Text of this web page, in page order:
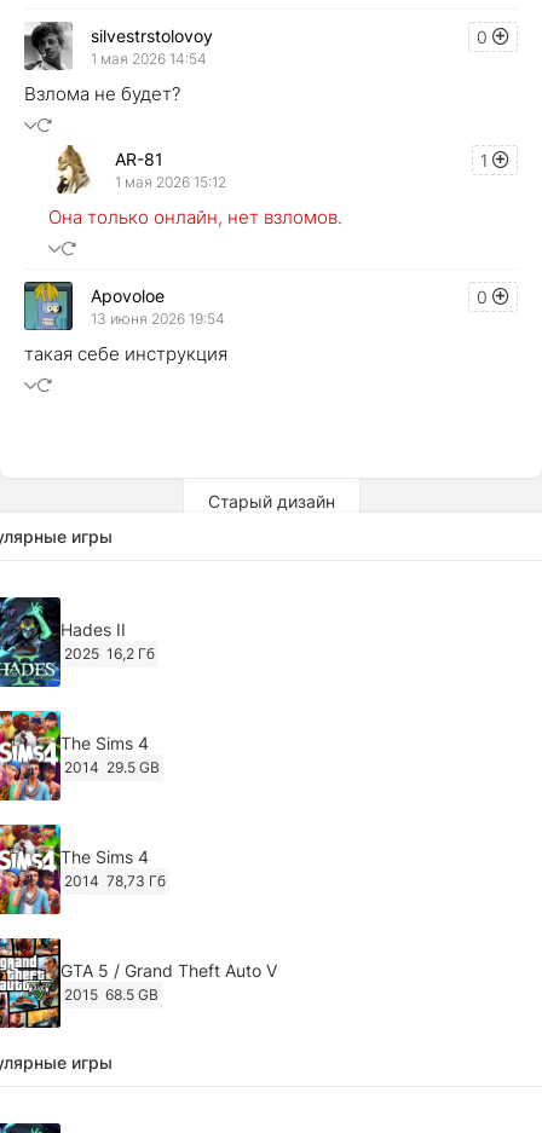
0
silvestrstolovoy
1 мая 2026 14:54
Взлома не будет?
1
AR-81
1 мая 2026 15:12
Она только онлайн, нет взломов.
0
Apovoloe
13 июня 2026 19:54
такая себе инструкция
Старый дизайн
игры
Hades II
2025 16,2 Гб
The Sims 4
2014 29.5 GB
The Sims 4
2014 78,73 Гб
GTA 5 / Grand Theft Auto V
2015 68.5 GB
Ghost of Tsushima: Director's Cut v.1053.8.1023.1614
игры